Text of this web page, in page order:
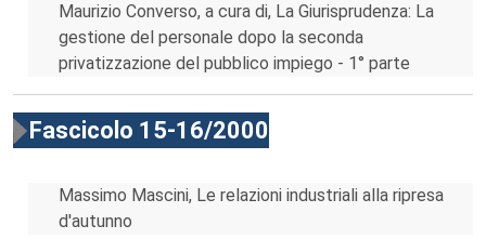
Maurizio Converso, a cura di, La Giurisprudenza: La
gestione del personale dopo la seconda
privatizzazione del pubblico impiego - 1° parte
Fascicolo 15-16/2000
Massimo Mascini, Le relazioni industriali alla ripresa
d'autunno